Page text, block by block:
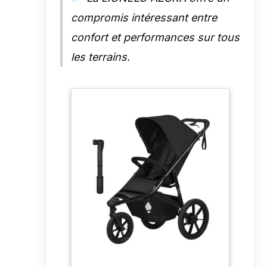
particulièrement utile si la
poussette bébé a tendance à
la poussette 3 roues de jogging
est équipée de ceintures de
l'obscurité. La protection de
l'enfant est assurée par l'auvent
imperméable XXL avec filtre
UPF50+. Le frein à main et le
frein à pied central permettent
d'arrêter et de contrôler la
poussette bébé en toute sécurité
lorsque vous courrez
ENTIÈREMENT RÉGLABLE : le
dossier peut être réglé
confortablement en position
compromis intéressant entre
confort et performances sur tous
les terrains.